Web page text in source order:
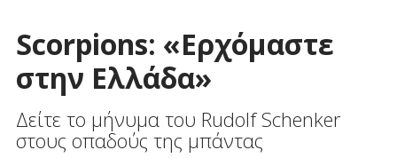
Scorpions: «Ερχόμαστε
στην Ελλάδα»
Δείτε το μήνυμα του Rudolf Schenker
στους οπαδούς της μπάντας